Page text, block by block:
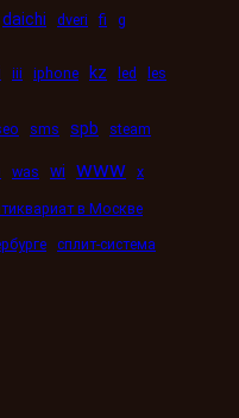
daichi dveri fi g
iii iphone kz led les
sms spb steam
was wi www x
в Москве
сплит-система